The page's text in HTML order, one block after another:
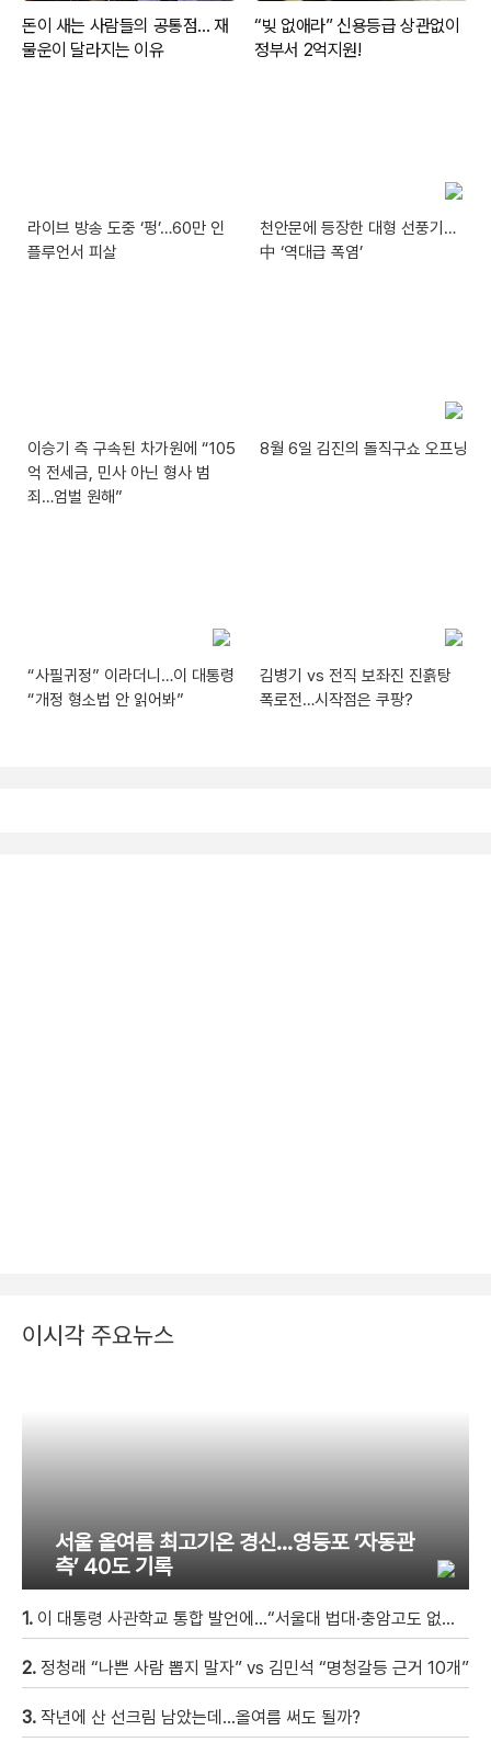
라이브 방송 도중 ‘펑’…60만 인
플루언서 피살
천안문에 등장한 대형 선풍기…
中 ‘역대급 폭염’
이승기 측 구속된 차가원에 “105
억 전세금, 민사 아닌 형사 범
죄…엄벌 원해”
8월 6일 김진의 돌직구쇼 오프닝
“사필귀정” 이라더니…이 대통령
“개정 형소법 안 읽어봐”
김병기 vs 전직 보좌진 진흙탕
폭로전…시작점은 쿠팡?
이시각 주요뉴스
서울 올여름 최고기온 경신…영등포 ‘자동관
측’ 40도 기록
1. 이 대통령 사관학교 통합 발언에…“서울대 법대·충암고도 없애나”
2. 정청래 “나쁜 사람 뽑지 말자” vs 김민석 “명청갈등 근거 10개”
3. 작년에 산 선크림 남았는데…올여름 써도 될까?